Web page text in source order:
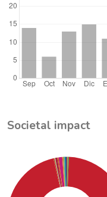
Societal impact